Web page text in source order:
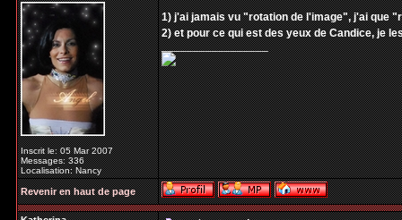
Inscrit le: 05 Mar 2007
Messages: 336
Localisation: Nancy
1) j'ai jamais vu "rotation de l'image", j'ai que
2) et pour ce qui est des yeux de Candice, je
_________________
Revenir en haut de page